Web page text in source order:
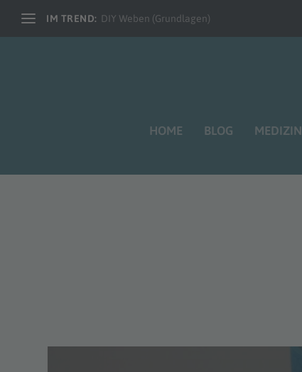
IM TREND: DIY Weben (Grundlagen)
HOME BLOG MEDIZIN